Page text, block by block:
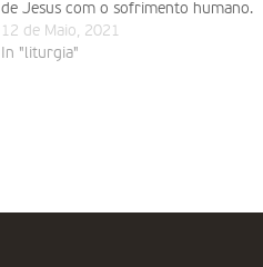
de Jesus com o sofrimento humano.
Jesus manifesta um coração sensível
perante a dor que nos aflige. A cura
12 de Maio, 2021
In "liturgia"